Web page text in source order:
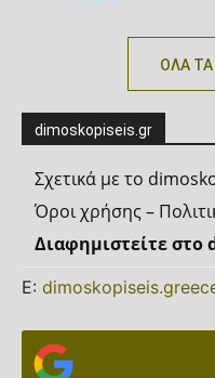
ΟΛΑ
dimoskopiseis.gr
Σχετικά με το
Όροι χρήσης –
Διαφημιστείτε στο
Ε: